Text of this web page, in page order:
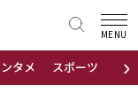
›
タメ スポーツ 地域
MENU